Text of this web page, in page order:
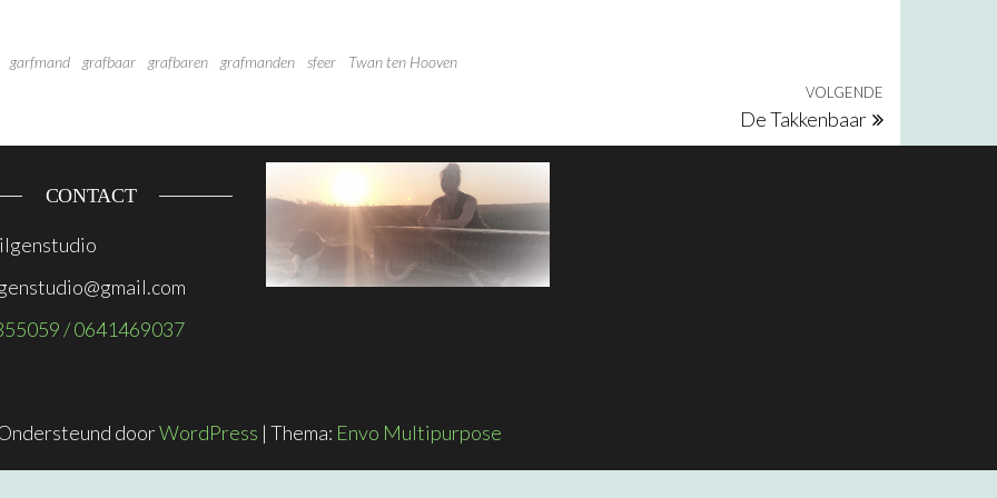
garfmand grafbaar grafbaren grafmanden sfeer Twan ten Hooven
VOLGENDE
De Takkenbaar
CONTACT
/ 0641469037
doorWordPress | Thema: Envo Multipurpose